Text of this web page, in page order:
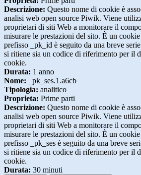
Descrizione: Questo nome di cookie è
analisi web open source Piwik. Viene
proprietari di siti Web a monitorare il
misurare le prestazioni del sito. È un
prefisso _pk_id è seguito da una breve
si ritiene sia un codice di riferimento per il
cookie.
Durata: 1 anno
Nome: _pk_ses.1.a6cb
Tipologia: analitico
Proprieta: Prime parti
Descrizione: Questo nome di cookie è
analisi web open source Piwik. Viene
proprietari di siti Web a monitorare il
misurare le prestazioni del sito. È un
prefisso _pk_ses è seguito da una breve
si ritiene sia un codice di riferimento per il
cookie.
Durata: 30 minuti